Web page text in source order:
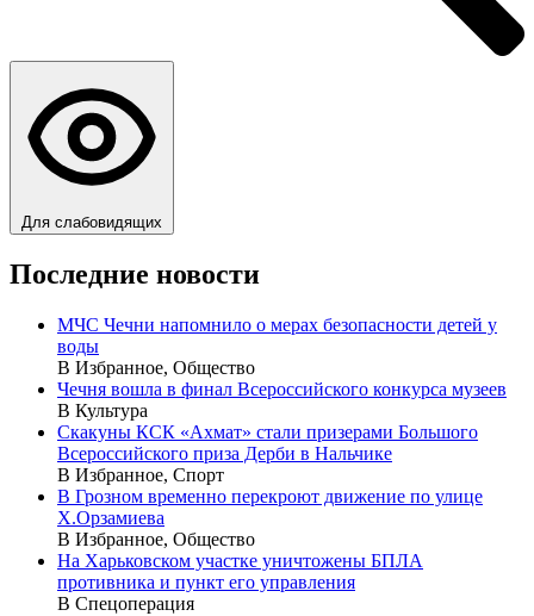
Для слабовидящих
Последние новости
МЧС Чечни напомнило о мерах безопасности детей у
воды
В Избранное, Общество
Чечня вошла в финал Всероссийского конкурса музеев
В Культура
Скакуны КСК «Ахмат» стали призерами Большого
Всероссийского приза Дерби в Нальчике
В Избранное, Спорт
В Грозном временно перекроют движение по улице
Х.Орзамиева
В Избранное, Общество
На Харьковском участке уничтожены БПЛА
противника и пункт его управления
В Спецоперация